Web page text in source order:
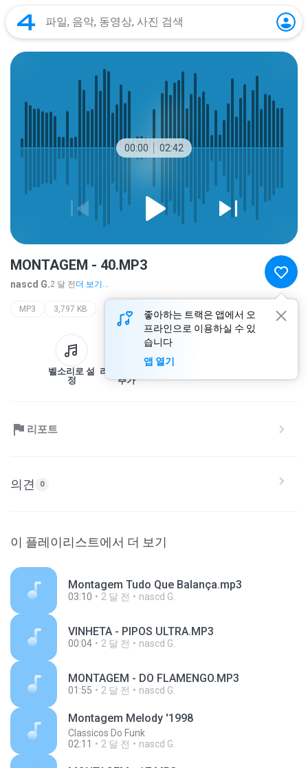
00:00 02:42
좋아하는 트랙은 앱에서 오
프라인으로 이용하실 수 있
습니다
앱 열기
MONTAGEM - 40.MP3
nascd G.2 달 전 더 보기...
MP3 3,797 KB
벨소리로 설
정
라이브러리에
추가
리포트
의견 0
이 플레이리스트에서 더 보기
Montagem Tudo Que Balança.mp3
03:10 2 달 전 nascd G.
VINHETA - PIPOS ULTRA.MP3
00:04 2 달 전 nascd G.
MONTAGEM - DO FLAMENGO.MP3
01:55 2 달 전 nascd G.
Montagem Melody '1998
Classicos Do Funk
02:11
2 달 전 nascd G.